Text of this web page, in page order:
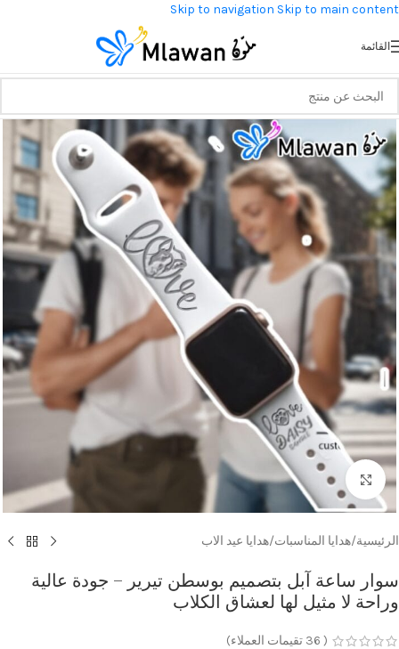
Skip to navigation Skip to main content
القائمة
Click to enlarge
الرئيسية/هدايا المناسبات/هدايا عيد الاب
سوار ساعة آبل بتصميم بوسطن تيرير – جودة عالية
وراحة لا مثيل لها لعشاق الكلاب
(
36 تقيمات العملاء)